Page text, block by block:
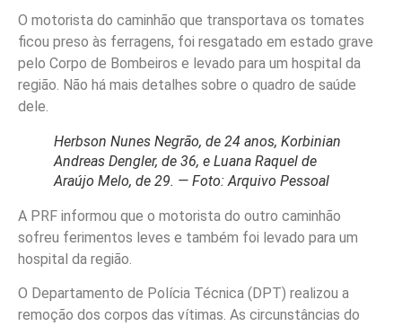
O motorista do caminhão que transportava os tomates
ficou preso às ferragens, foi resgatado em estado grave
pelo Corpo de Bombeiros e levado para um hospital da
região. Não há mais detalhes sobre o quadro de saúde
dele.
Herbson Nunes Negrão, de 24 anos, Korbinian
Andreas Dengler, de 36, e Luana Raquel de
Araújo Melo, de 29. — Foto: Arquivo Pessoal
A PRF informou que o motorista do outro caminhão
sofreu ferimentos leves e também foi levado para um
hospital da região.
O Departamento de Polícia Técnica (DPT) realizou a
remoção dos corpos das vítimas. As circunstâncias do